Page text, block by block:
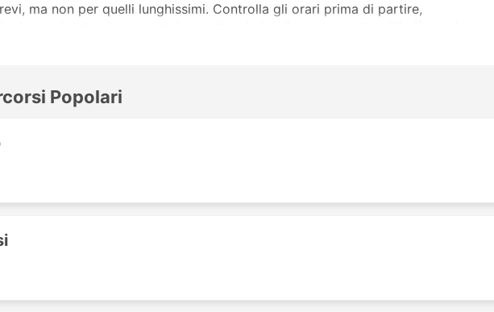
ma non per quelli lunghissimi. Controlla gli orari prima di partire,
biglietto autobus della Modultrans sp zoo. Le recensioni degli altri
più Frequentate
autobus della Modultrans sp zoo sono:
Popolari